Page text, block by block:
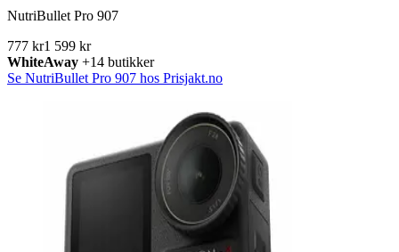
NutriBullet Pro 907
777 kr1 599 kr
WhiteAway +14 butikker
Se NutriBullet Pro 907 hos Prisjakt.no